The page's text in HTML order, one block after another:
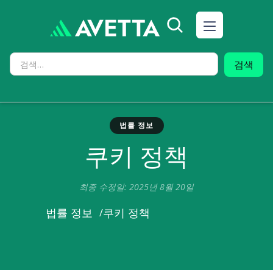
법률 정보
쿠키 정책
최종 수정일: 2025년 8월 20일
법률 정보 /쿠키 정책